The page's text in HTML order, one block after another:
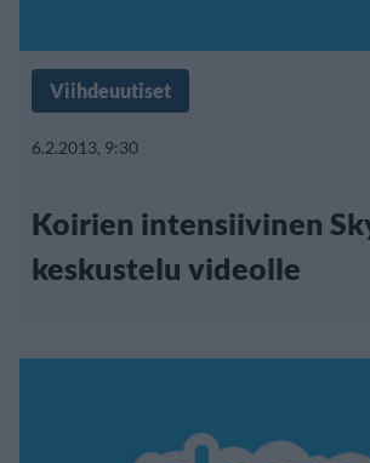
Viihdeuutiset
6.2.2013, 9:30
Koirien intensiivinen
keskustelu videolle